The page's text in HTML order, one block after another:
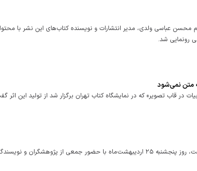
با حضور حجت‌الاسلام محسن عباسی ولدی، مدیر انتشارات و نویسنده کتاب‌های این نشر با
رونمایی شد.
متن نمی‌شود
در قاب تصویر» که در نمایشگاه کتاب تهران برگزار شد از تولید این اثر
کتاب «قمار» که به بازخوانی مذاکرات مخفیانه ایران و آمریکا پرداخته است، روز پنجشنبه ۲۵ اردیبهشت‌ماه با حضور جمعی از پژوهشگران